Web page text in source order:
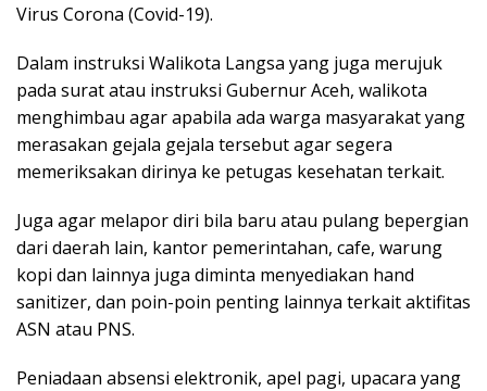
Virus Corona (Covid-19).
Dalam instruksi Walikota Langsa yang juga merujuk
pada surat atau instruksi Gubernur Aceh, walikota
menghimbau agar apabila ada warga masyarakat yang
merasakan gejala gejala tersebut agar segera
memeriksakan dirinya ke petugas kesehatan terkait.
Juga agar melapor diri bila baru atau pulang bepergian
dari daerah lain, kantor pemerintahan, cafe, warung
kopi dan lainnya juga diminta menyediakan hand
sanitizer, dan poin-poin penting lainnya terkait aktifitas
ASN atau PNS.
Peniadaan absensi elektronik, apel pagi, upacara yang